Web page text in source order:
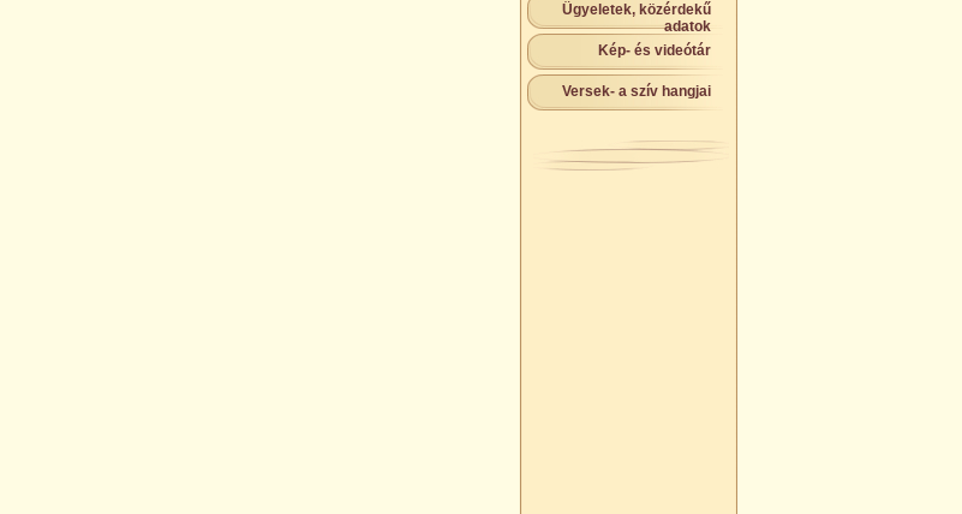
Ügyeletek, közérdekű
adatok
Kép- és videótár
Versek- a szív hangjai